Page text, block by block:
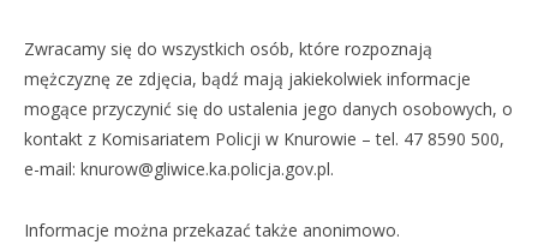
Zwracamy się do wszystkich osób, które rozpoznają
mężczyznę ze zdjęcia, bądź mają jakiekolwiek informacje
mogące przyczynić się do ustalenia jego danych osobowych, o
kontakt z Komisariatem Policji w Knurowie – tel. 47 8590 500,
e-mail: knurow@gliwice.ka.policja.gov.pl.
Informacje można przekazać także anonimowo.